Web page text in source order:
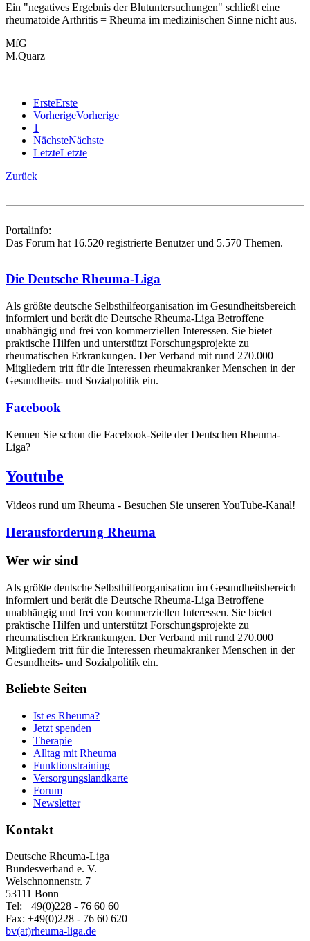
Ein "negatives Ergebnis der Blutuntersuchungen" schließt eine
rheumatoide Arthritis = Rheuma im medizinischen Sinne nicht aus.
MfG
M.Quarz
ErsteErste
VorherigeVorherige
1
NächsteNächste
LetzteLetzte
Zurück
Portalinfo:
Das Forum hat 16.520 registrierte Benutzer und 5.570 Themen.
Die Deutsche Rheuma-Liga
Als größte deutsche Selbsthilfe­organisation im Gesundheitsbereich
informiert und berät die Deutsche Rheuma-Liga Betroffene
unabhängig und frei von kommerziellen Interessen. Sie bietet
praktische Hilfen und unterstützt Forschungsprojekte zu
rheumatischen Erkrankungen. Der Verband mit rund 270.000
Mitgliedern tritt für die Interessen rheumakranker Menschen in der
Gesundheits- und Sozialpolitik ein.
Facebook
Kennen Sie schon die Facebook-Seite der Deutschen Rheuma-
Liga?
Youtube
Videos rund um Rheuma - Besuchen Sie unseren YouTube-Kanal!
Herausforderung Rheuma
Wer wir sind
Als größte deutsche Selbsthilfeorganisation im Gesundheitsbereich
informiert und berät die Deutsche Rheuma-Liga Betroffene
unabhängig und frei von kommerziellen Interessen. Sie bietet
praktische Hilfen und unterstützt Forschungsprojekte zu
rheumatischen Erkrankungen. Der Verband mit rund 270.000
Mitgliedern tritt für die Interessen rheumakranker Menschen in der
Gesundheits- und Sozialpolitik ein.
Beliebte Seiten
Ist es Rheuma?
Jetzt spenden
Therapie
Alltag mit Rheuma
Funktionstraining
Versorgungslandkarte
Forum
Newsletter
Kontakt
Deutsche Rheuma-Liga
Bundesverband e. V.
Welschnonnenstr. 7
53111 Bonn
Tel: +49(0)228 - 76 60 60
Fax: +49(0)228 - 76 60 620
bv(at)rheuma-liga.de